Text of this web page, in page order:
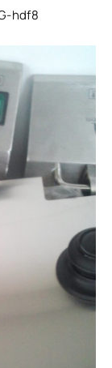
hdf8